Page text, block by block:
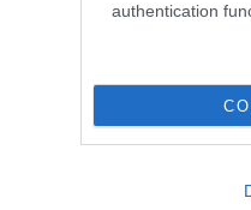
authentication